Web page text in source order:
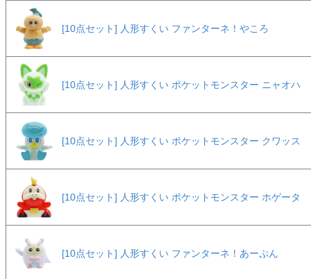
[10点セット] 人形すくい ファンターネ！やころ
[10点セット] 人形すくい ポケットモンスター ニャオハ
[10点セット] 人形すくい ポケットモンスター クワッス
[10点セット] 人形すくい ポケットモンスター ホゲータ
[10点セット] 人形すくい ファンターネ！あーぷん